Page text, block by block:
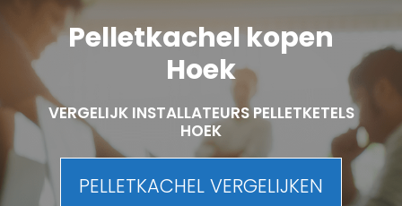
Pelletkachel kopen
Hoek
VERGELIJK INSTALLATEURS PELLETKETELS
HOEK
PELLETKACHEL VERGELIJKEN